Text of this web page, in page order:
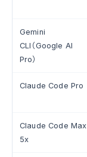
Gemini
CLI（Google AI
Pro）
Claude Code Pro
Claude Code Max
5x